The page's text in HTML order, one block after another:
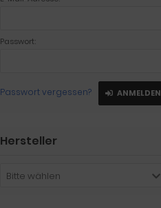
Passwort:
Passwort vergessen? ANMELDEN
Hersteller
Bitte wählen